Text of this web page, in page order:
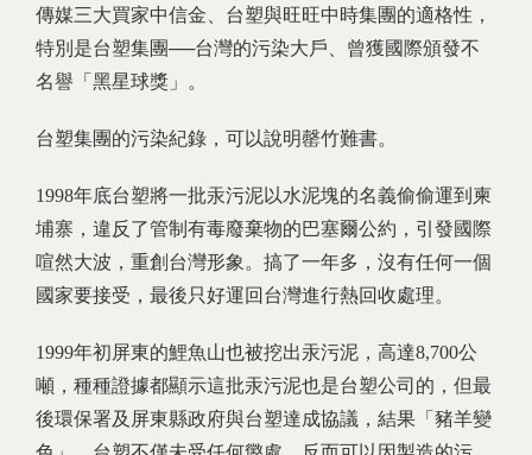
傳媒三大買家中信金、台塑與旺旺中時集團的適格性，
特別是台塑集團──台灣的污染大戶、曾獲國際頒發不
名譽「黑星球獎」。
台塑集團的污染紀錄，可以說明罄竹難書。
1998年底台塑將一批汞污泥以水泥塊的名義偷偷運到柬
埔寨，違反了管制有毒廢棄物的巴塞爾公約，引發國際
喧然大波，重創台灣形象。搞了一年多，沒有任何一個
國家要接受，最後只好運回台灣進行熱回收處理。
1999年初屏東的鯉魚山也被挖出汞污泥，高達8,700公
噸，種種證據都顯示這批汞污泥也是台塑公司的，但最
後環保署及屏東縣政府與台塑達成協議，結果「豬羊變